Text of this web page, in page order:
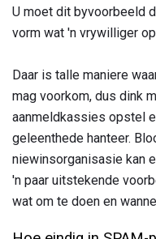
U moet dit byvoorbeeld
vorm wat 'n vrywilliger
Daar is talle maniere
mag voorkom, dus dink
aanmeldkassies opstel
geleenthede hanteer.
niewinsorganisasie kan
'n paar uitstekende
wat om te doen en